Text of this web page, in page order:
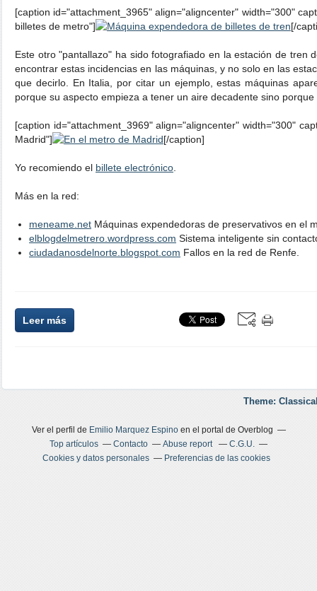
[caption id="attachment_3965" align="aligncenter" width="300"
billetes de metro"]
[/
Este otro "pantallazo" ha sido fotografiado en la estación de tren
encontrar estas incidencias en las máquinas, y no solo en las
que decirlo. En Italia, por citar un ejemplo, estas máquinas
porque su aspecto empieza a tener un aire decadente sino
[caption id="attachment_3969" align="aligncenter" width="300"
Madrid"]
[/caption]
Yo recomiendo el billete electrónico
Más en la red:
meneame.net Máquinas expendedoras de preservativos en el
elblogdelmetrero.wordpress.com Sistema inteligente sin
ciudadanosdelnorte.blogspot.com Fallos en la red de Renfe.
Leer más
Theme:
Ver el perfil de Emilio Marquez Espinoen el portal de Overblog
Top artículos
Contacto Abuse report
C.G.U.
Cookies y datos personales
Preferencias de las cookies